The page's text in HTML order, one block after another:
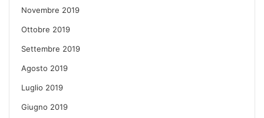
Novembre 2019
Ottobre 2019
Settembre 2019
Agosto 2019
Luglio 2019
Giugno 2019